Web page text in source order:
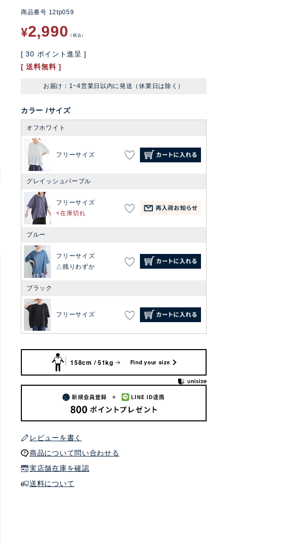
商品番号 12tp059
¥2,990 税込
[ 30 ポイント進呈 ]
送料無料
お届け：1~4営業日以内に発送（休業日は除く）
カラー サイズ
オフホワイト
フリーサイズ
グレイッシュパープル
フリーサイズ
在庫切れ
ブルー
フリーサイズ
残りわずか
ブラック
フリーサイズ
158cm / 51kg Find your size
レビューを書く
商品について問い合わせる
実店舗在庫を確認
送料について